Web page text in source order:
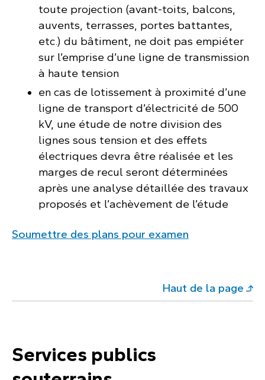
toute projection (avant-toits, balcons,
auvents, terrasses, portes battantes,
etc.) du bâtiment, ne doit pas empiéter
sur l’emprise d’une ligne de transmission
à haute tension
en cas de lotissement à proximité d’une
ligne de transport d’électricité de 500
kV, une étude de notre division des
lignes sous tension et des effets
électriques devra être réalisée et les
marges de recul seront déterminées
après une analyse détaillée des travaux
proposés et l’achèvement de l’étude
Soumettre des plans pour examen
Haut de la page
Services publics